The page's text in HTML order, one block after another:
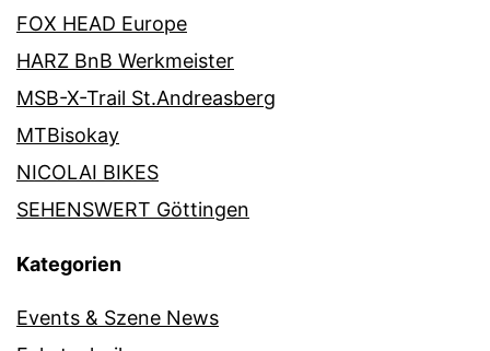
FOX HEAD Europe
HARZ BnB Werkmeister
MSB-X-Trail St.Andreasberg
MTBisokay
NICOLAI BIKES
SEHENSWERT Göttingen
Kategorien
Events & Szene News